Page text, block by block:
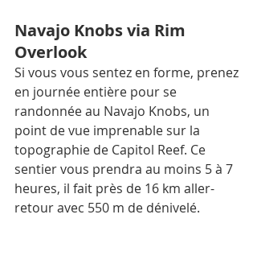
Navajo Knobs via Rim
Overlook
Si vous vous sentez en forme, prenez
en journée entière pour se
randonnée au Navajo Knobs, un
point de vue imprenable sur la
topographie de Capitol Reef. Ce
sentier vous prendra au moins 5 à 7
heures, il fait près de 16 km aller-
retour avec 550 m de dénivelé.